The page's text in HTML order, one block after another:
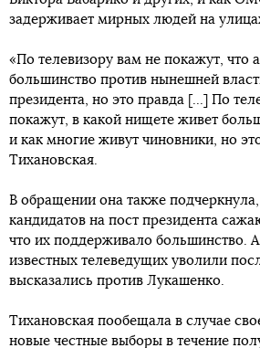
задерживает мирных людей на
«По телевизору вам не покажут, что
большинство против нынешней
президента, но это правда [...] По
покажут, в какой нищете живет
и как многие живут чиновники, но
Тихановская.
В обращении она также
кандидатов на пост президента
что их поддерживало большинство.
известных телеведущих уволили
высказались против Лукашенко.
Тихановская пообещала в случае
новые честные выборы в течение